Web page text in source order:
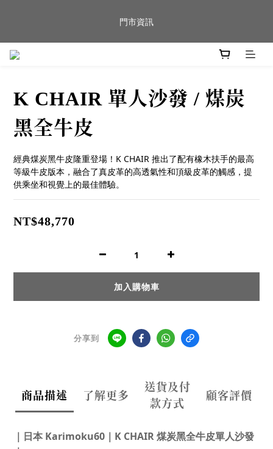
群門市展示中✨
門市資訊
新品到貨｜日本燈具品牌 Ambientec 年度新品 Barcarolle 臺中樂
K CHAIR 單人沙發 / 煤炭
黑全牛皮
經典煤炭黑牛皮隆重登場！K CHAIR 推出了配有橡木扶手的最高
等級牛皮版本，融合了真皮革的高透氣性和頂級皮革的觸感，提
供乘坐和視覺上的最佳體驗。
NT$48,770
加入購物車
分享到
商品描述 了解更多
送貨及付
款方式
顧客評價
｜日本 Karimoku60｜K CHAIR 煤炭黑全牛皮單人沙發